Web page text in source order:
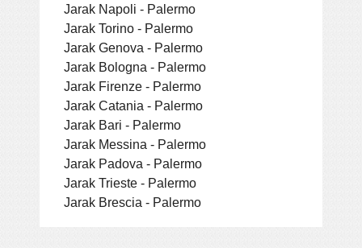
Jarak Napoli - Palermo
Jarak Torino - Palermo
Jarak Genova - Palermo
Jarak Bologna - Palermo
Jarak Firenze - Palermo
Jarak Catania - Palermo
Jarak Bari - Palermo
Jarak Messina - Palermo
Jarak Padova - Palermo
Jarak Trieste - Palermo
Jarak Brescia - Palermo